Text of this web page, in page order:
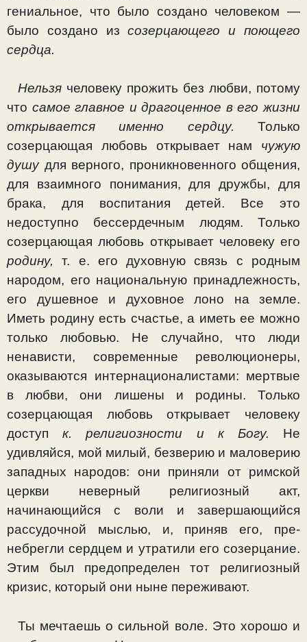
гениальное, что было создано человеком —
было создано изсозерцающего и поющего
сердца.
Нельзя человеку прожить без любви, потому
что самое главное и драгоценное в его жизни
открывается именно сердцу. Только
созерцающая любовь открывает нам чу­жую
душудля верного, проникновенного общения,
для взаимного понимания, для дружбы, для
брака, для вос­питания детей. Все это
недоступно бессердечным людям. Только
созерцающая любовь открывает человеку его
роди­ну, т. е. его духовную связь с родным
народом, его на­циональную принадлежность,
его душевное и духовное лоно на земле.
Иметь родину есть счастье, а иметь ее мож­но
только любовью. Не случайно, что люди
ненависти, современные революционеры,
оказываются интернацио­налистами: мертвые
в любви, они лишены и родины. Толь­ко
созерцающая любовь открывает человеку
доступк. рели­гиозности и к Богу. Не
удивляйся, мой милый, безверию и маловерию
западных народов: они приняли от римской
церкви неверный религиозный акт,
начинающийся с воли и завершающийся
рассудочной мыслью, и, приняв его, пре­
небрегли сердцем и утратили его созерцание.
Этим был предопределен тот религиозный
кризис, который они ныне переживают.
Ты мечтаешь о сильной воле. Это хорошо и